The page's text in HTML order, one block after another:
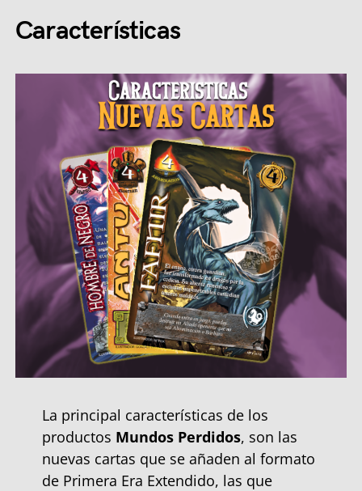
Características
La principal características de los
productos Mundos Perdidos, son las
nuevas cartas que se añaden al formato
de Primera Era Extendido, las que